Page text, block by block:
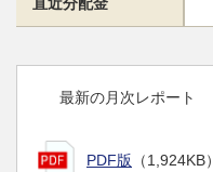
最新の月次レポート
PDF版 （1,924KB）